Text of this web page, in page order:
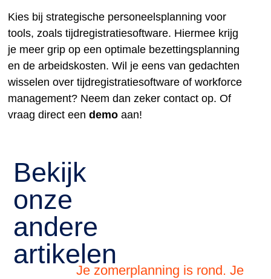
Kies bij strategische personeelsplanning voor
tools, zoals tijdregistratiesoftware. Hiermee krijg
je meer grip op een optimale bezettingsplanning
en de arbeidskosten. Wil je eens van gedachten
wisselen over tijdregistratiesoftware of workforce
management? Neem dan zeker contact op. Of
vraag direct eendemo aan!
Bekijk
onze
andere
artikelen
Je zomerplanning is rond. Je